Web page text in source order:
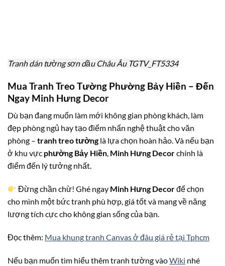
Tranh dán tường sơn dầu Châu Âu TGTV_FT5334
Mua Tranh Treo Tường Phường Bảy Hiền – Đến
Ngay Minh Hưng Decor
Dù bạn đang muốn làm mới không gian phòng khách, làm
đẹp phòng ngủ hay tạo điểm nhấn nghệ thuật cho văn
phòng – tranh treo tường là lựa chọn hoàn hảo. Và nếu bạn
ở khu vực phường Bảy Hiền, Minh Hưng Decorchính là
điểm đến lý tưởng nhất.
Đừng chần chừ! Ghé ngay Minh Hưng Decorđể chọn
cho mình một bức tranh phù hợp, giá tốt và mang về năng
lượng tích cực cho không gian sống của bạn.
Đọc thêm: Mua khung tranh Canvas ở đâu giá rẻ tại Tphcm
Nếu bạn muốn tìm hiểu thêm tranh tường vàoWiki nhé